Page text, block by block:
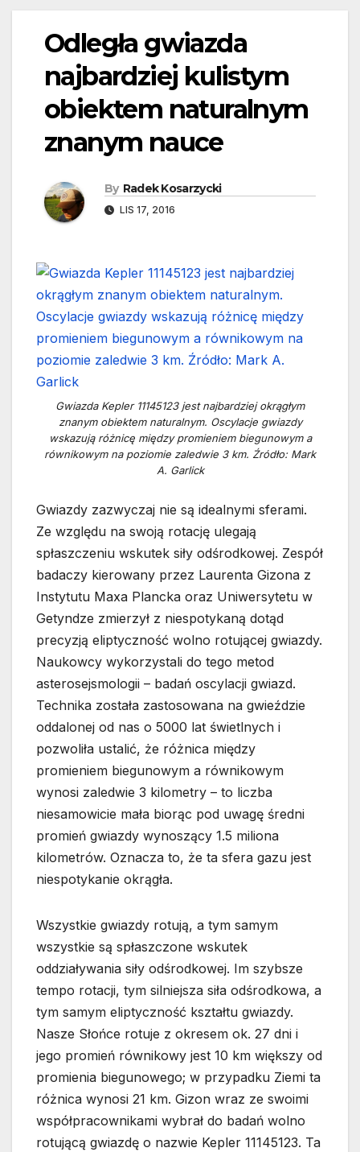
Odległa gwiazda
najbardziej kulistym
obiektem naturalnym
znanym nauce
By Radek Kosarzycki
LIS 17, 2016
Gwiazda Kepler 11145123 jest najbardziej okrągłym
znanym obiektem naturalnym. Oscylacje gwiazdy
wskazują różnicę między promieniem biegunowym a
równikowym na poziomie zaledwie 3 km. Źródło: Mark
A. Garlick
Gwiazdy zazwyczaj nie są idealnymi sferami.
Ze względu na swoją rotację ulegają
spłaszczeniu wskutek siły odśrodkowej. Zespół
badaczy kierowany przez Laurenta Gizona z
Instytutu Maxa Plancka oraz Uniwersytetu w
Getyndze zmierzył z niespotykaną dotąd
precyzją eliptyczność wolno rotującej gwiazdy.
Naukowcy wykorzystali do tego metod
asterosejsmologii – badań oscylacji gwiazd.
Technika została zastosowana na gwieździe
oddalonej od nas o 5000 lat świetlnych i
pozwoliła ustalić, że różnica między
promieniem biegunowym a równikowym
wynosi zaledwie 3 kilometry – to liczba
niesamowicie mała biorąc pod uwagę średni
promień gwiazdy wynoszący 1.5 miliona
kilometrów. Oznacza to, że ta sfera gazu jest
niespotykanie okrągła.
Wszystkie gwiazdy rotują, a tym samym
wszystkie są spłaszczone wskutek
oddziaływania siły odśrodkowej. Im szybsze
tempo rotacji, tym silniejsza siła odśrodkowa, a
tym samym eliptyczność kształtu gwiazdy.
Nasze Słońce rotuje z okresem ok. 27 dni i
jego promień równikowy jest 10 km większy od
promienia biegunowego; w przypadku Ziemi ta
różnica wynosi 21 km. Gizon wraz ze swoimi
współpracownikami wybrał do badań wolno
rotującą gwiazdę o nazwie Kepler 11145123. Ta